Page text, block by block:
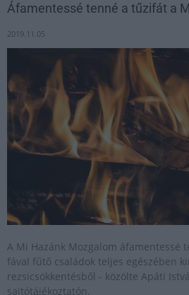
Áfamentessé tenné a tűzifát a
2019.11.05
A Mi Hazánk Mozgalom áfamentessé
fával fűtő családok teljes egészében
rezsicsökkentésből - közölte Apáti
sajtótájékoztatón.